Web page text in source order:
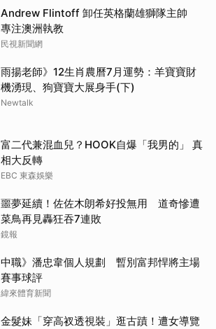
Andrew Flintoff 卸任英格蘭雄獅隊主帥
專注澳洲執教
民視新聞網
雨揚老師》12生肖農曆7月運勢：羊寶寶財
機湧現、狗寶寶大展身手(下)
Newtalk
富二代兼混血兒？HOOK自爆「我男的」 真
相大反轉
EBC 東森娛樂
噩夢延續！佐佐木朗希好投無用 道奇慘遭
菜鳥再見轟狂吞7連敗
鏡報
中職》潘忠韋個人規劃 暫別富邦悍將主場
賽事球評
緯來體育新聞
金髮妹「穿高衩透視裝」逛古蹟！遭女導覽